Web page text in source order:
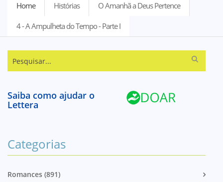
Home Histórias O Amanhã a Deus Pertence
4 - A Ampulheta do Tempo - Parte I
Saiba como ajudar o
Lettera
Categorias
Romances (891)